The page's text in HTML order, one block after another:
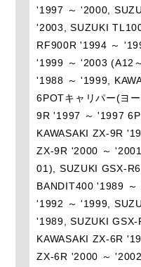
'1997 ～ '2000,
'2003, SUZUKI
RF900R '1994 ～
'1999 ～ '2003 (A12
'1988 ～ '1999,
6POTキャリパー(ヨ
9R '1997 ～ '1997
KAWASAKI ZX-9R
ZX-9R '2000 ～
01), SUZUKI GSX-
BANDIT400 '1989
'1992 ～ '1999,
'1989, SUZUKI
KAWASAKI ZX-6R
ZX-6R '2000 ～